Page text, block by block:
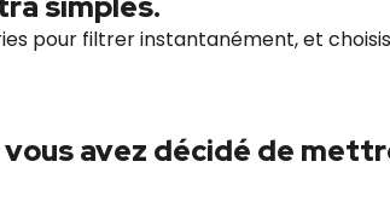
pour filtrer instantanément, et
avez décidé de